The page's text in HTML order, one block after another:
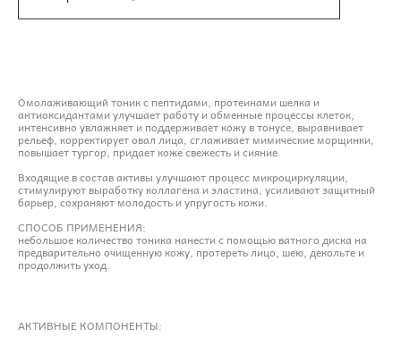
Омолаживающий тоник с пептидами, протеинами шелка и
антиоксидантами улучшает работу и обменные процессы клеток,
интенсивно увлажняет и поддерживает кожу в тонусе, выравнивает
рельеф, корректирует овал лица, сглаживает мимические морщинки,
повышает тургор, придает коже свежесть и сияние.
Входящие в состав активы улучшают процесс микроциркуляции,
стимулируют выработку коллагена и эластина, усиливают защитный
барьер, сохраняют молодость и упругость кожи.
СПОСОБ ПРИМЕНЕНИЯ:
небольшое количество тоника нанести с помощью ватного диска на
предварительно очищенную кожу, протереть лицо, шею, декольте и
продолжить уход.
АКТИВНЫЕ КОМПОНЕНТЫ: